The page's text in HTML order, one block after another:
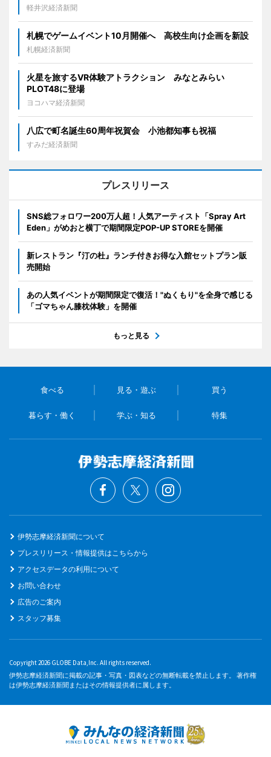
軽井沢経済新聞
札幌でゲームイベント10月開催へ 高校生向け企画を新設
札幌経済新聞
火星を旅するVR体験アトラクション みなとみらい
PLOT48に登場
ヨコハマ経済新聞
八広で町名誕生60周年祝賀会 小池都知事も祝福
すみだ経済新聞
プレスリリース
SNS総フォロワー200万人超！人気アーティスト「Spray Art
Eden」がめおと横丁で期間限定POP-UP STOREを開催
新レストラン『汀の杜』ランチ付きお得な入館セットプラン販
売開始
あの人気イベントが期間限定で復活！"ぬくもり"を全身で感じる
「ゴマちゃん膝枕体験」を開催
もっと見る
食べる 見る・遊ぶ 買う
暮らす・働く 学ぶ・知る 特集
伊勢志摩経済新聞について
プレスリリース・情報提供はこちらから
アクセスデータの利用について
お問い合わせ
広告のご案内
スタッフ募集
Copyright 2026 GLOBE Data,Inc. All rights reserved.
伊勢志摩経済新聞に掲載の記事・写真・図表などの無断転載を禁止します。 著作権
は伊勢志摩経済新聞またはその情報提供者に属します。